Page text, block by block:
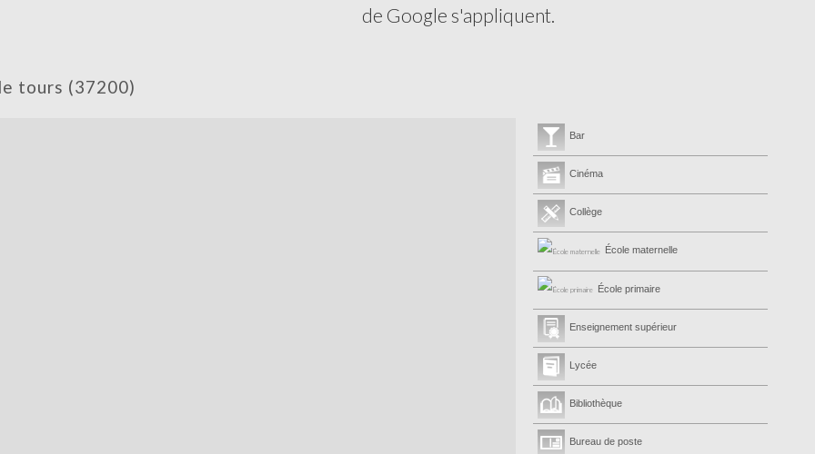
de Google s'appliquent.
tours (37200)
Bar
Cinéma
Collège
École maternelle
École primaire
Enseignement supérieur
Lycée
Bibliothèque
Bureau de poste